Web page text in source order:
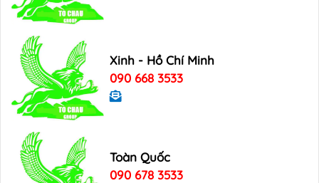
Xinh - Hồ Chí Minh
090 668 3533
Toàn Quốc
090 678 3533